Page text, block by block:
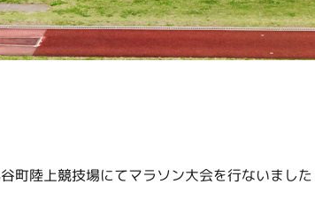
町陸上競技場にてマラソン大会を行ないました